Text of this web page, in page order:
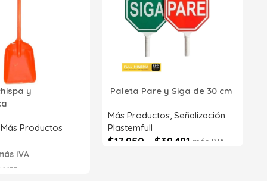
y
Más Productos
IVA
Paleta Pare y Siga de 30 cm
Más Productos,Señalización
Plastemfull
$17.950 $39.491 más IVA